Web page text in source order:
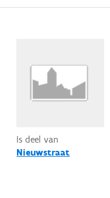
Is deel van
Nieuwstraat